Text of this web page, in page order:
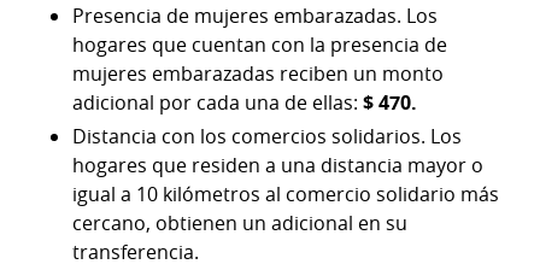
Presencia de mujeres embarazadas. Los
hogares que cuentan con la presencia de
mujeres embarazadas reciben un monto
adicional por cada una de ellas: $ 470.
Distancia con los comercios solidarios. Los
hogares que residen a una distancia mayor o
igual a 10 kilómetros al comercio solidario más
cercano, obtienen un adicional en su
transferencia.